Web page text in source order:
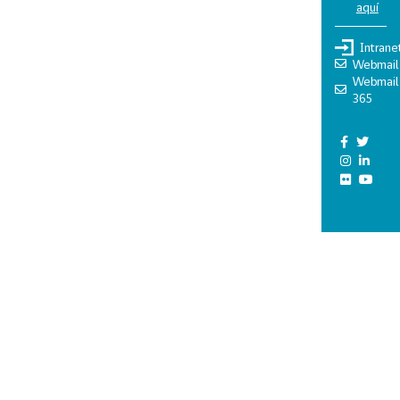
aquí
Webmail
Webmail
365